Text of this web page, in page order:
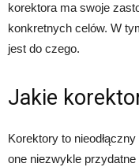
korektora ma swoje
konkretnych celów. W
jest do czego.
Jakie
Korektory to
one niezwykle przydatne